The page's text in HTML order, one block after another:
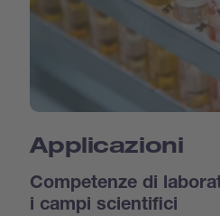
Applicazioni
Competenze di
i campi scientifici